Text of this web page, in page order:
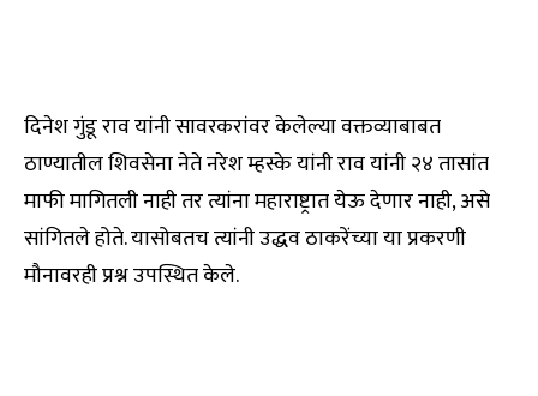
दिनेश गुंडू राव यांनी सावरकरांवर केलेल्या वक्तव्याबाबत
ठाण्यातील शिवसेना नेते नरेश म्हस्के यांनी राव यांनी २४ तासांत
माफी मागितली नाही तर त्यांना महाराष्ट्रात येऊ देणार नाही, असे
सांगितले होते. यासोबतच त्यांनी उद्धव ठाकरेंच्या या प्रकरणी
मौनावरही प्रश्न उपस्थित केले.